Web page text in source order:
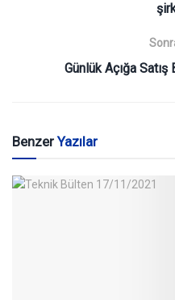
Günlük Açığa
BenzerYazılar